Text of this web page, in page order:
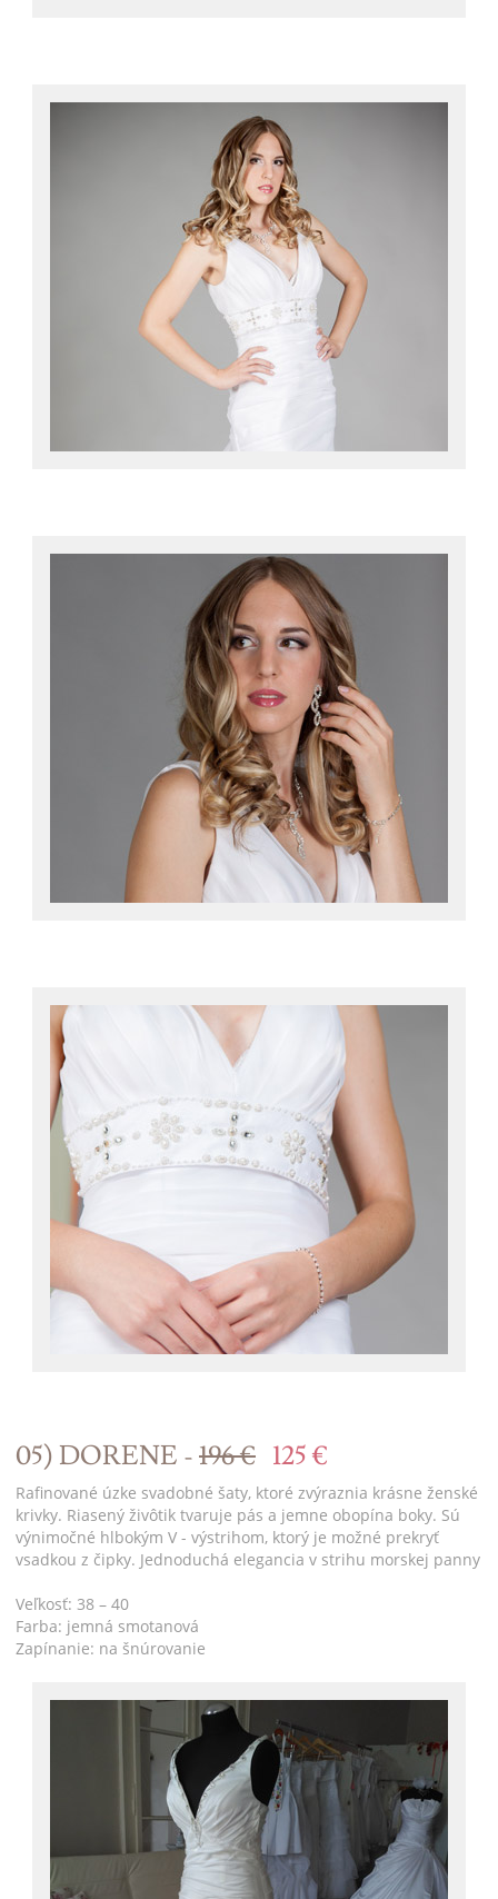
05) DORENE -196 € 125 €
Rafinované úzke svadobné šaty, ktoré zvýraznia krásne ženské
krivky. Riasený živôtik tvaruje pás a jemne obopína boky. Sú
výnimočné hlbokým V - výstrihom, ktorý je možné prekryť
vsadkou z čipky. Jednoduchá elegancia v strihu morskej panny
Veľkosť: 38 – 40
Farba: jemná smotanová
Zapínanie: na šnúrovanie